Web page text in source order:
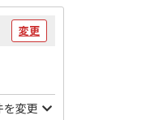
変更
を変更